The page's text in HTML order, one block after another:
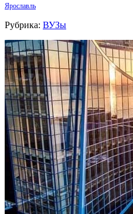
Ярославль
Рубрика: ВУЗы